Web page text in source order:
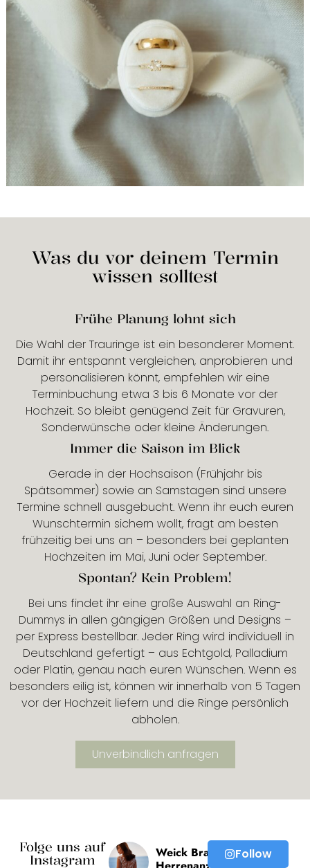
Was du vor deinem Termin
wissen solltest
Frühe Planung lohnt sich
Die Wahl der Trauringe ist ein besonderer Moment.
Damit ihr entspannt vergleichen, anprobieren und
personalisieren könnt, empfehlen wir eine
Terminbuchung etwa 3 bis 6 Monate vor der
Hochzeit. So bleibt genügend Zeit für Gravuren,
Sonderwünsche oder kleine Änderungen.
Immer die Saison im Blick
Gerade in der Hochsaison (Frühjahr bis
Spätsommer) sowie an Samstagen sind unsere
Termine schnell ausgebucht. Wenn ihr euch euren
Wunschtermin sichern wollt, fragt am besten
frühzeitig bei uns an – besonders bei geplanten
Hochzeiten im Mai, Juni oder September.
Spontan? Kein Problem!
Bei uns findet ihr eine große Auswahl an Ring-
Dummys in allen gängigen Größen und Designs –
per Express bestellbar. Jeder Ring wird individuell in
Deutschland gefertigt – aus Echtgold, Palladium
oder Platin, genau nach euren Wünschen. Wenn es
besonders eilig ist, können wir innerhalb von 5 Tagen
vor der Hochzeit liefern und die Ringe persönlich
abholen.
Unverbindlich anfragen
Folge uns auf
Instagram
Weick Brautmode &
Follow